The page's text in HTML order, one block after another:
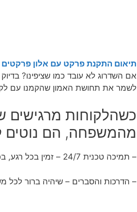
תיאום התקנת פרקט עם אלון פרקטים
אם השדרוג לא עובד כמו שציפינו?
לשמר את תחושת האמון שהקמנו עם
כשהלקוחות
מהמשפחה, הם נוטים
– תמיכה טכנית 24/7 – זמין בכל רגע, בכל מקום.
– הדרכות והסברים – שיהיה ברור